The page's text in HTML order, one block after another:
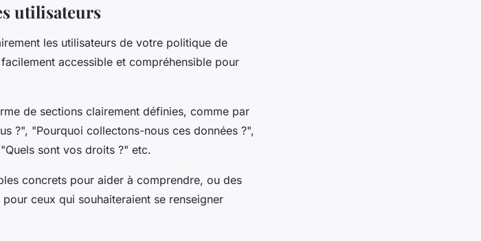
utilisateurs
les utilisateurs de votre politique de
accessible et compréhensible pour
de sections clairement définies, comme par
?", "Pourquoi collectons-nous ces données ?",
sont vos droits ?" etc.
concrets pour aider à comprendre, ou des
ceux qui souhaiteraient se renseigner